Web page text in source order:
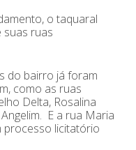
o taquaral
suas ruas
do bairro já foram
como as ruas
Delta, Rosalina
E a rua Maria
processo licitatório